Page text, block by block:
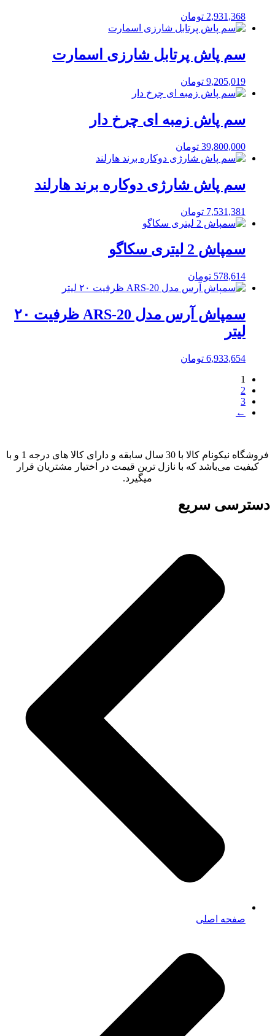
2,931,368 تومان
سم پاش پرتابل شارزی اسمارت
9,205,019 تومان
سم پاش زمبه ای چرخ دار
39,800,000 تومان
سم پاش شارژی دوکاره برند هارلند
7,531,381 تومان
سمپاش 2 لیتری سکاگو
578,614 تومان
سمپاش آرس مدل ARS-20 ظرفیت ۲۰
لیتر
6,933,654 تومان
1
2
3
←
فروشگاه نیکونام کالا با 30 سال سابقه و دارای کالا های درجه 1 و با
کیفیت می‌باشد که با نازل ترین قیمت در اختیار مشتریان قرار
میگیرد.
دسترسی سریع
صفحه اصلی